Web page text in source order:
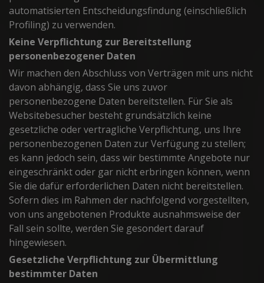
automatisierten Entscheidungsfindung (einschließlich
Profiling) zu verwenden.
Keine Verpflichtung zur Bereitstellung
personenbezogener Daten
Wir machen den Abschluss von Verträgen mit uns nicht
davon abhängig, dass Sie uns zuvor
personenbezogene Daten bereitstellen. Für Sie als
Websitebesucher besteht grundsätzlich keine
gesetzliche oder vertragliche Verpflichtung, uns Ihre
personenbezogenen Daten zur Verfügung zu stellen;
es kann jedoch sein, dass wir bestimmte Angebote nur
eingeschränkt oder gar nicht erbringen können, wenn
Sie die dafür erforderlichen Daten nicht bereitstellen.
Sofern dies im Rahmen der nachfolgend vorgestellten,
von uns angebotenen Produkte ausnahmsweise der
Fall sein sollte, werden Sie gesondert darauf
hingewiesen.
Gesetzliche Verpflichtung zur Übermittlung
bestimmter Daten